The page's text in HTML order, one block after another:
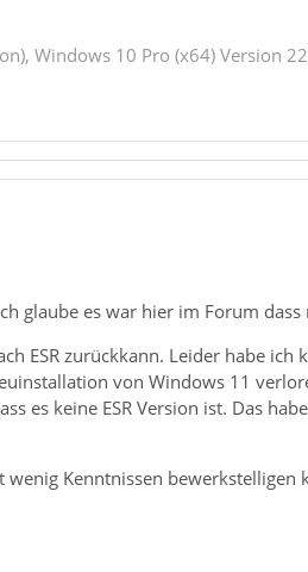
Windows 10 Pro (x64) Version
glaube es war hier im Forum
ESR zurückkann. Leider habe
von Windows 11
es keine ESR Version ist. Das
Kenntnissen bewerkstelligen